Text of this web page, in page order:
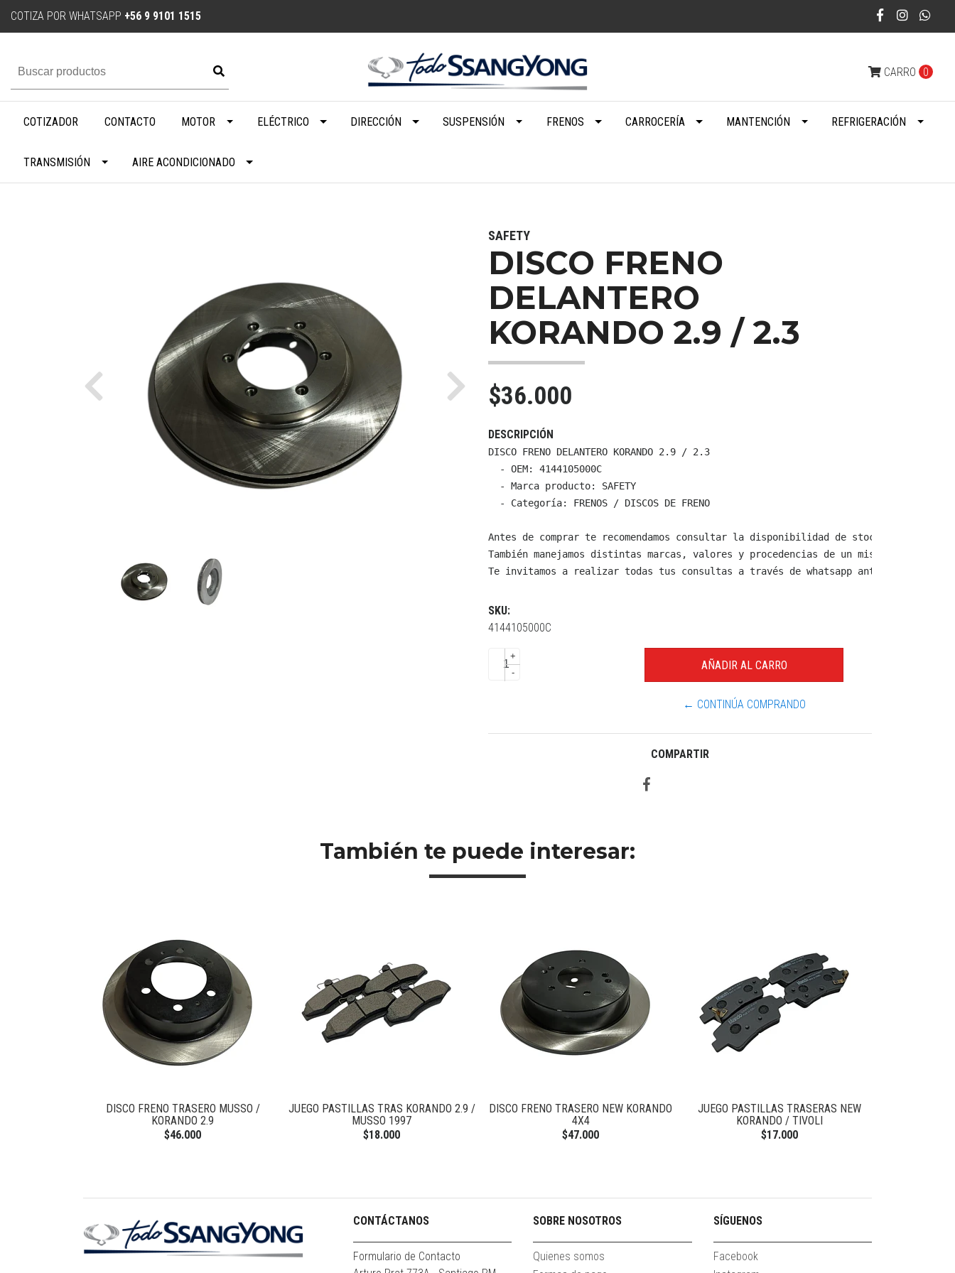
COTIZA POR WHATSAPP +56 9 9101 1515
CARRO 0
COTIZADOR CONTACTO MOTOR ELÉCTRICO DIRECCIÓN SUSPENSIÓN FRENOS CARROCERÍA MANTENCIÓN REFRIGERACIÓN
TRANSMISIÓN AIRE ACONDICIONADO
Previous Next
SAFETY
DISCO FRENO
DELANTERO
KORANDO 2.9 / 2.3
$36.000
DESCRIPCIÓN
DISCO FRENO DELANTERO KORANDO 2.9 / 2.3
  - OEM: 4144105000C
  - Marca producto: SAFETY
  - Categoría: FRENOS / DISCOS DE FRENO
Antes de comprar te recomendamos consultar la disponibilidad de stock y
También manejamos distintas marcas, valores y procedencias de un mismo producto.
Te invitamos a realizar todas tus consultas a través de whatsapp antes de
SKU:
4144105000C
+
-
← CONTINÚA COMPRANDO
COMPARTIR
También te puede interesar:
DISCO FRENO TRASERO MUSSO /
KORANDO 2.9
$46.000
JUEGO PASTILLAS TRAS KORANDO 2.9 /
MUSSO 1997
$18.000
DISCO FRENO TRASERO NEW KORANDO
4X4
$47.000
JUEGO PASTILLAS TRASERAS NEW
KORANDO / TIVOLI
$17.000
CONTÁCTANOS
Formulario de Contacto
SOBRE NOSOTROS
Quienes somos
SÍGUENOS
Facebook